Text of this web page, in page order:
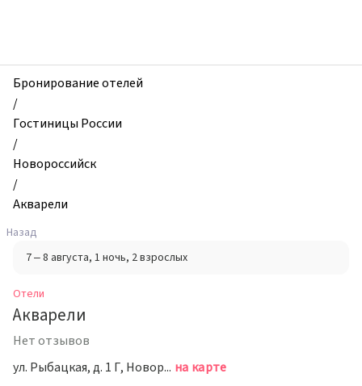
Акварели,
Новороссийск,
Россия
Бронирование отелей
/
Гостиницы России
/
Новороссийск
/
Акварели
Назад
7 – 8 августа, 1 ночь, 2 взрослых
Отели
Акварели
Нет отзывов
ул. Рыбацкая, д. 1 Г, Новороссийск на карте